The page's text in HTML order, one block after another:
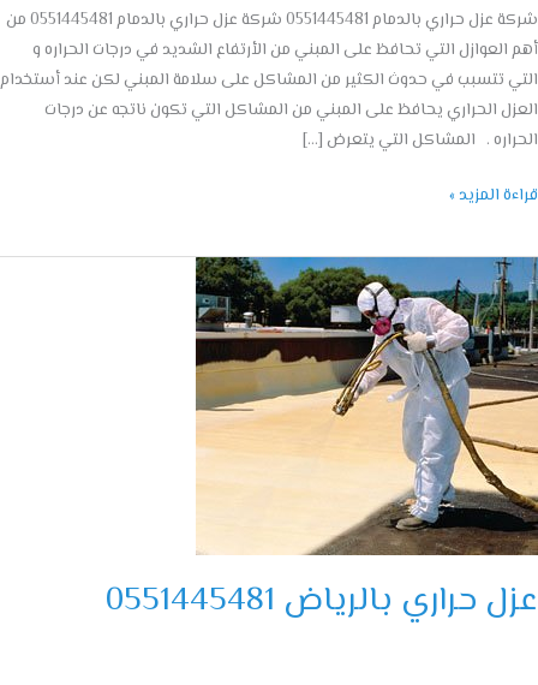
شركة عزل حراري بالدمام 0551445481 شركة عزل حراري بالدمام 0551445481 من
التي تحافظ على المبني من الأرتفاع الشديد في درجات الحراره و
تتسبب في حدوث الكثير من المشاكل على سلامة المبني لكن عند أستخدام
الحراري يحافظ على المبني من المشاكل التي تكون ناتجه عن درجات
. المشاكل التي يتعرض […]
المزيد »
حراري بالرياض 0551445481